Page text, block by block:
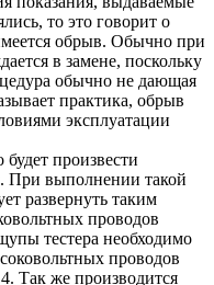
то это говорит о
обрыв. Обычно при
в замене, поскольку
обычно не дающая
практика, обрыв
эксплуатации
произвести
При выполнении такой
развернуть таким
проводов
тестера необходимо
проводов
Так же производится